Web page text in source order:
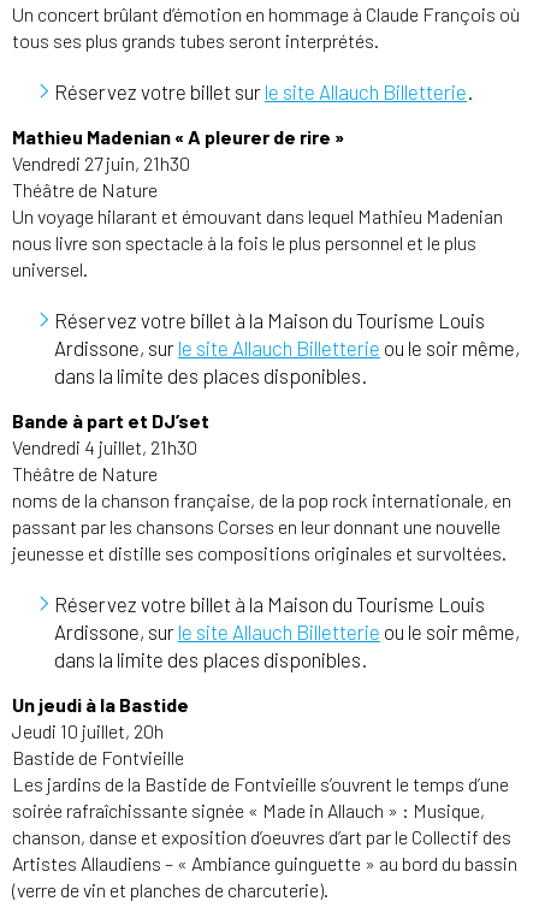
Un concert brûlant d’émotion en hommage à Claude François où
tous ses plus grands tubes seront interprétés.
Réservez votre billet sur le site Allauch Billetterie.
Mathieu Madenian « A pleurer de rire »
Vendredi 27 juin, 21h30
Théâtre de Nature
Un voyage hilarant et émouvant dans lequel Mathieu Madenian
nous livre son spectacle à la fois le plus personnel et le plus
universel.
Réservez votre billet à la Maison du Tourisme Louis
Ardissone, sur le site Allauch Billetterie ou le soir même,
dans la limite des places disponibles.
Bande à part et DJ’set
Vendredi 4 juillet, 21h30
Théâtre de Nature
noms de la chanson française, de la pop rock internationale, en
passant par les chansons Corses en leur donnant une nouvelle
jeunesse et distille ses compositions originales et survoltées.
Réservez votre billet à la Maison du Tourisme Louis
Ardissone, sur le site Allauch Billetterie ou le soir même,
dans la limite des places disponibles.
Un jeudi à la Bastide
Jeudi 10 juillet, 20h
Bastide de Fontvieille
Les jardins de la Bastide de Fontvieille s’ouvrent le temps d’une
soirée rafraîchissante signée « Made in Allauch » : Musique,
chanson, danse et exposition d’oeuvres d’art par le Collectif des
Artistes Allaudiens – « Ambiance guinguette » au bord du bassin
(verre de vin et planches de charcuterie).